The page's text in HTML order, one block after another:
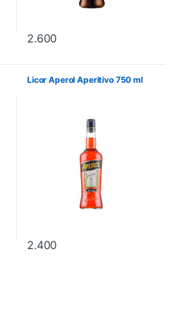
2.600
Licor Aperol Aperitivo 750 ml
2.400